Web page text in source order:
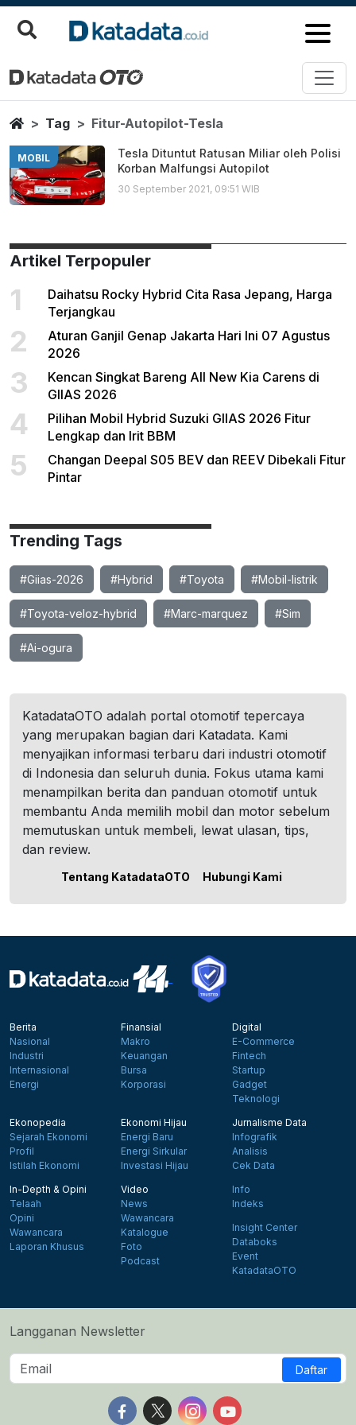
Fitur Autopilot Tesla
Berita Terbaru
HomeTag Fitur-Autopilot-Tesla
MOBIL
Tesla Dituntut Ratusan Miliar oleh Polisi
Korban Malfungsi Autopilot
30 September 2021, 09:51 WIB
Artikel Terpopuler
1
Daihatsu Rocky Hybrid Cita Rasa Jepang, Harga
Terjangkau
2
Aturan Ganjil Genap Jakarta Hari Ini 07 Agustus
2026
3
Kencan Singkat Bareng All New Kia Carens di
GIIAS 2026
4
Pilihan Mobil Hybrid Suzuki GIIAS 2026 Fitur
Lengkap dan Irit BBM
5
Changan Deepal S05 BEV dan REEV Dibekali Fitur
Pintar
Trending Tags
#Giias-2026 #Hybrid #Toyota #Mobil-listrik
#Toyota-veloz-hybrid #Marc-marquez #Sim
#Ai-ogura
KatadataOTO adalah portal otomotif tepercaya
yang merupakan bagian dari Katadata. Kami
menyajikan informasi terbaru dari industri otomotif
di Indonesia dan seluruh dunia. Fokus utama kami
menampilkan berita dan panduan otomotif untuk
membantu Anda memilih mobil dan motor sebelum
memutuskan untuk membeli, lewat ulasan, tips,
dan review.
Tentang KatadataOTO Hubungi Kami
Berita
Nasional
Industri
Internasional
Energi
Finansial
Makro
Keuangan
Bursa
Korporasi
Digital
E-Commerce
Fintech
Startup
Gadget
Teknologi
Ekonopedia
Sejarah Ekonomi
Profil
Istilah Ekonomi
Ekonomi Hijau
Energi Baru
Energi Sirkular
Investasi Hijau
Jurnalisme Data
Infografik
Analisis
Cek Data
In-Depth & Opini
Telaah
Opini
Wawancara
Laporan Khusus
Video
News
Wawancara
Katalogue
Foto
Podcast
Info
Indeks
Insight Center
Databoks
Event
KatadataOTO
Langganan Newsletter
Daftar
Follow us on Facebook
Follow us on X
Follow us on Instagram
Follow us on